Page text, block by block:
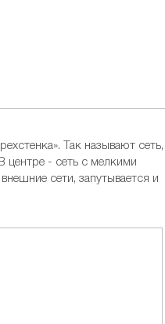
Так называют сеть,
центре - сеть с мелкими
сети, запутывается и